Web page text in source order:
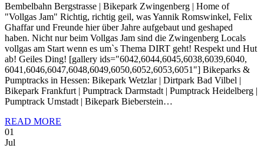
Bembelbahn Bergstrasse | Bikepark Zwingenberg | Home of
"Vollgas Jam" Richtig, richtig geil, was Yannik Romswinkel, Felix
Ghaffar und Freunde hier über Jahre aufgebaut und geshaped
haben. Nicht nur beim Vollgas Jam sind die Zwingenberg Locals
vollgas am Start wenn es um`s Thema DIRT geht! Respekt und Hut
ab! Geiles Ding! [gallery ids="6042,6044,6045,6038,6039,6040,
6041,6046,6047,6048,6049,6050,6052,6053,6051"] Bikeparks &
Pumptracks in Hessen: Bikepark Wetzlar | Dirtpark Bad Vilbel |
Bikepark Frankfurt | Pumptrack Darmstadt | Pumptrack Heidelberg |
Pumptrack Umstadt | Bikepark Bieberstein…
READ MORE
01
Jul